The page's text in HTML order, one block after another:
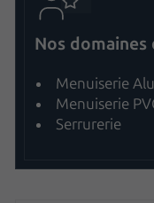
Nos domaines
Menuiserie
Menuiserie
Serrurerie